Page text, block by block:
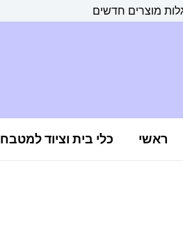
מוצרים חדשים
ראשי כלי בית וציוד למטבח